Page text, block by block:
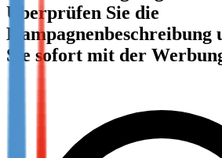
Überprüfen Sie die
Kampagnenbeschreibung
Sie sofort mit der